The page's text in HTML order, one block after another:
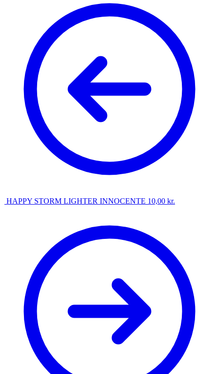
HAPPY STORM LIGHTER INNOCENTE 10,00 kr.